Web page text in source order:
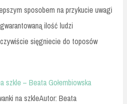
sposobem na przykucie uwagi
ilość ludzi
sięgniecie do toposów
szkle – Beata Gołembiowska
na szkleAutor: Beata